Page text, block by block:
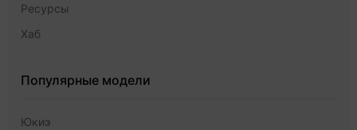
Ресурсы
Хаб
Популярные модели
Юкиэ